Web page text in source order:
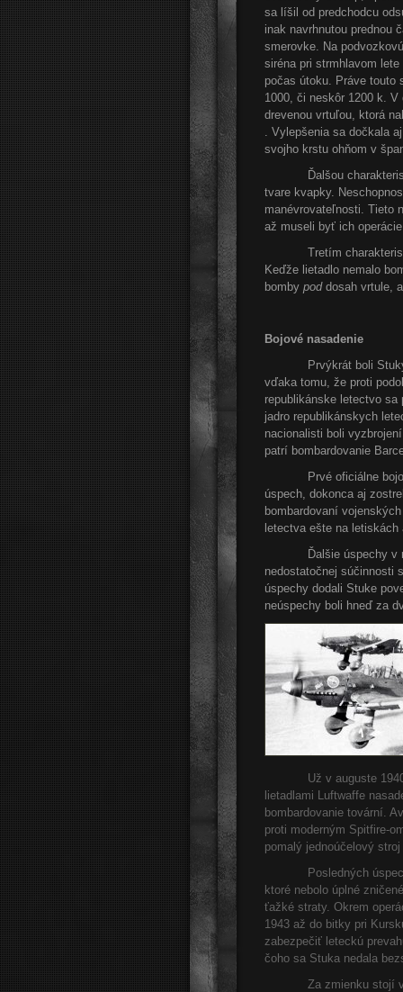
sa líšil od predchodcu
inak navrhnutou prednou
smerovke. Na
siréna pri strmhlavom
počas útoku. Práve touto
1000, či neskôr 1200 k.
drevenou vrtuľou, ktorá
. Vylepšenia sa dočkala
svojho krstu ohňom v
Ďalšou
tvare kvapky.
manévrovateľnosti. Tieto
až museli byť ich
Tretím
Keďže lietadlo nemalo
bomby pod dosah vrtule,
Bojové nasadenie
Prvýkrát boli Stuky
vďaka tomu, že proti
republikánske letectvo
jadro republikánskych
nacionalisti boli
patrí bombardovanie
Prvé oficiálne bojové
úspech, dokonca aj
bombardovaní
letectva ešte na letiskách
Ďalšie úspechy v
nedostatočnej súčinnosti
úspechy dodali Stuke
neúspechy boli hneď za
Už v auguste 1940,
lietadlami Luftwaffe
bombardovanie tovární.
proti moderným Spitfire-
pomalý jednoúčelový
Posledných úspechov
ktoré nebolo úplné
ťažké straty. Okrem
1943 až do bitky pri
zabezpečiť leteckú
čoho sa Stuka nedala
Za zmienku stojí